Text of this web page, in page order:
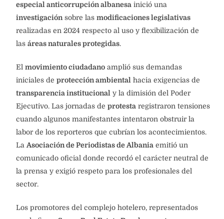
especial anticorrupción albanesa inició una
investigaciónsobre las modificaciones legislativas
realizadas en 2024 respecto al uso y flexibilización de
las áreas naturales protegidas.
El movimiento ciudadano amplió sus demandas
iniciales de protección ambiental hacia exigencias de
transparencia institucional y la dimisión del Poder
Ejecutivo. Las jornadas de protesta registraron tensiones
cuando algunos manifestantes intentaron obstruir la
labor de los reporteros que cubrían los acontecimientos.
LaAsociación de Periodistas de Albania emitió un
comunicado oficial donde recordó el carácter neutral de
la prensa y exigió respeto para los profesionales del
sector.
Los promotores del complejo hotelero, representados